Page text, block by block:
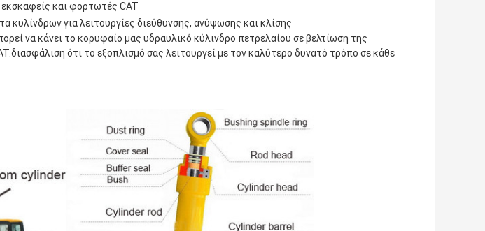
και φορτωτές CAT
κυλίνδρων για λειτουργίες διεύθυνσης, ανύψωσης και κλίσης
να κάνει το κορυφαίο μας υδραυλικό κύλινδρο πετρελαίου σε βελτίωση της
ότι το εξοπλισμό σας λειτουργεί με τον καλύτερο δυνατό τρόπο σε κάθε